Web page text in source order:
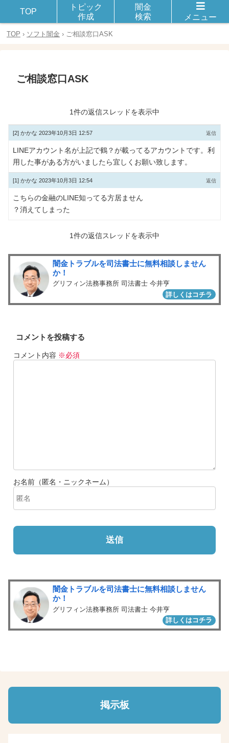
闇金や違法金融とのトラブルや被害に遭った体験談を話し合おう！
TOP › ソフト闇金 › ご相談窓口ASK
ご相談窓口ASK
1件の返信スレッドを表示中
[2] かかな 2023年10月3日 12:57 返信
LINEアカウント名が上記で鶴？が載ってるアカウントです。利
用した事がある方がいましたら宜しくお願い致します。
[1] かかな 2023年10月3日 12:54 返信
こちらの金融のLINE知ってる方居ません
？消えてしまった
1件の返信スレッドを表示中
闇金トラブルを司法書士に無料相談しません
か！
グリフィン法務事務所 司法書士 今井亨
詳しくはコチラ
コメントを投稿する
コメント内容 ※必須
お名前（匿名・ニックネーム）
送信
闇金トラブルを司法書士に無料相談しません
か！
グリフィン法務事務所 司法書士 今井亨
詳しくはコチラ
掲示板
TOP
トピック
作成
闇金
検索
メニュー